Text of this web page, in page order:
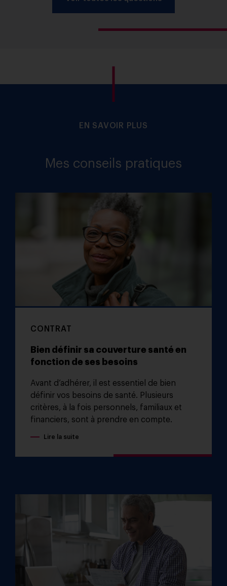
EN SAVOIR PLUS
Mes conseils pratiques
CONTRAT
Bien définir sa couverture santé en
fonction de ses besoins
Avant d’adhérer, il est essentiel de bien
définir vos besoins de santé. Plusieurs
critères, à la fois personnels, familiaux et
financiers, sont à prendre en compte.
Lire la suite